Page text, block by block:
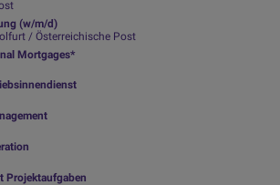
(w/m/d)
/ Österreichische Post
Mortgages*
Projektaufgaben